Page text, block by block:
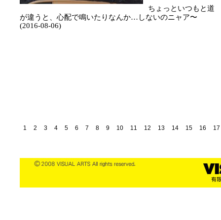
ちょっといつもと道
が違うと、心配で鳴いたりなんか…しないのニャア〜
(2016-08-06)
1 2 3 4 5 6 7 8 9 10 11 12 13 14 15 16 17